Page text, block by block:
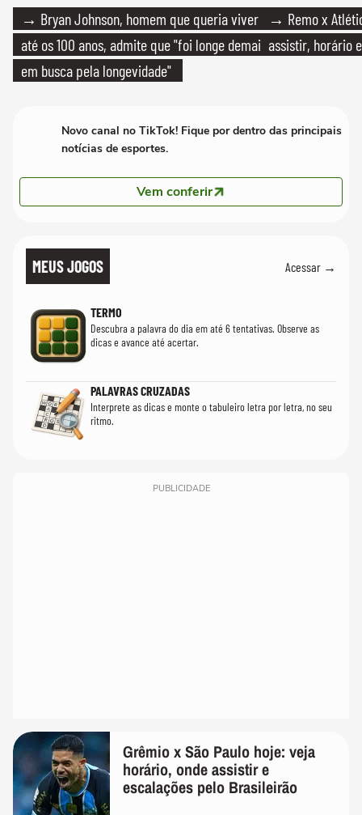
→ Bryan Johnson, homem que queria viver
até os 100 anos, admite que "foi longe demais
em busca pela longevidade"
→ Remo x
assistir, horário
Novo canal no TikTok! Fique por dentro das principais
notícias de esportes.
Vem conferir
MEUS JOGOS Acessar →
TERMO
Descubra a palavra do dia em até 6 tentativas. Observe as
dicas e avance até acertar.
PALAVRAS CRUZADAS
Interprete as dicas e monte o tabuleiro letra por letra, no seu
ritmo.
PUBLICIDADE
Grêmio x São Paulo hoje: veja
horário, onde assistir e
escalações pelo Brasileirão